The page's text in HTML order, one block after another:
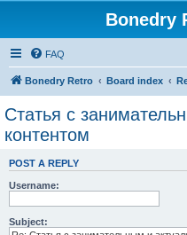
Bonedry
FAQ
Bonedry Retro Board index
Статья с
контентом
POST A REPLY
Username:
Subject: